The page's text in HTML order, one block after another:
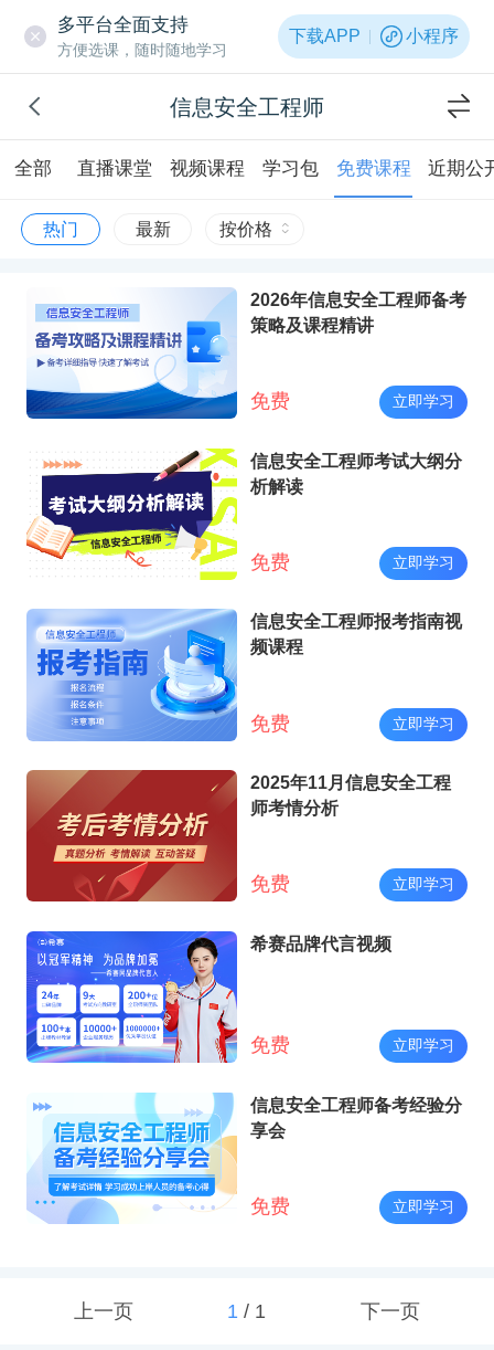
多平台全面支持
方便选课，随时随地学习
下载APP 小程序
信息安全工程师
全部 直播课堂 视频课程 学习包 免费课程 近期公
热门 最新 按价格
2026年信息安全工程师备考
策略及课程精讲
免费 立即学习
信息安全工程师考试大纲分
析解读
免费 立即学习
信息安全工程师报考指南视
频课程
免费 立即学习
2025年11月信息安全工程
师考情分析
免费 立即学习
希赛品牌代言视频
免费 立即学习
信息安全工程师备考经验分
享会
免费 立即学习
上一页 1/ 1 下一页